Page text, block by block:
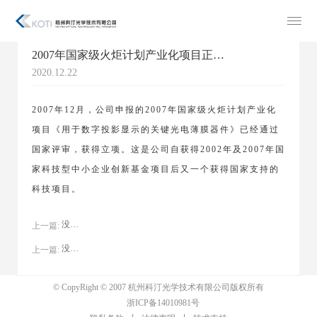
2007年国家级火炬计划产业化项目正式立项
2020.12.22
2007年12月，公司申报的2007年国家级火炬计划产业化
项目《用于数字投影显示的关键光电薄膜器件》已经通过
国家评审，获得立项。这是公司自获得2002年及2007年国
家科技型中小企业创新基金项目后又一个获得国家支持的
科技项目。
上一篇: 没有了
上一篇: 没有了
© CopyRight © 2007 杭州科汀光学技术有限公司版权所有
浙ICP备14010981号